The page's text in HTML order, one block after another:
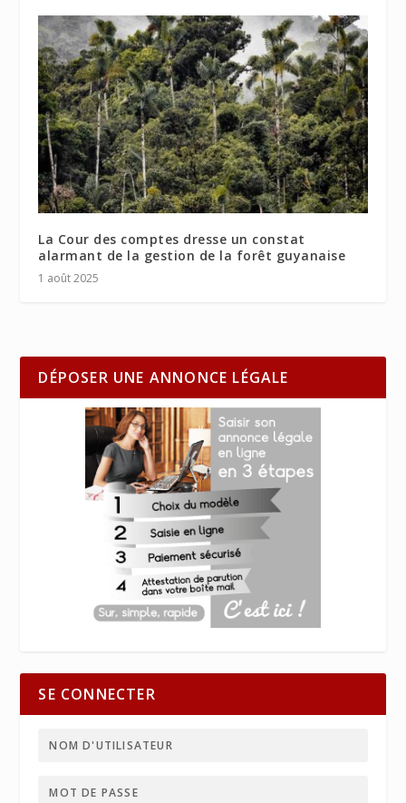
La Cour des comptes dresse un constat
alarmant de la gestion de la forêt guyanaise
1 août 2025
DÉPOSER UNE ANNONCE LÉGALE
SE CONNECTER